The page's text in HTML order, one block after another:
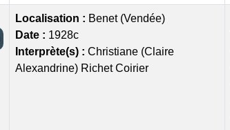
Localisation : Benet (Vendée)
Date : 1928c
Interprète(s) : Christiane (Claire
Alexandrine) Richet Coirier